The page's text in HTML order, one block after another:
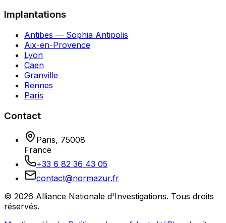
Implantations
Antibes — Sophia Antipolis
Aix-en-Provence
Lyon
Caen
Granville
Rennes
Paris
Contact
Paris, 75008
France
+33 6 82 36 43 05
contact@normazur.fr
© 2026 Alliance Nationale d'Investigations. Tous droits
réservés.